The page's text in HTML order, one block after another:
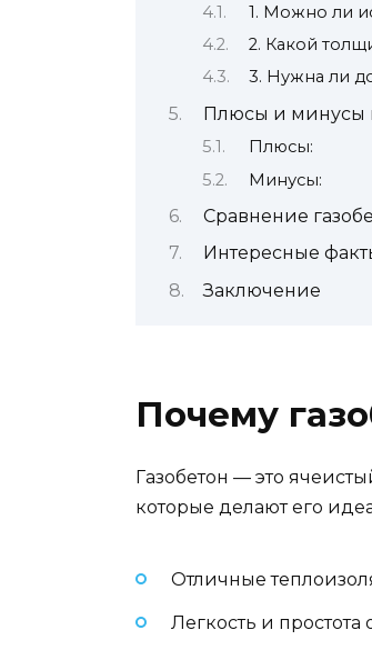
1. Можно ли
2. Какой
3. Нужна ли
Плюсы и минусы
Плюсы:
Минусы:
Сравнение
Интересные
Заключение
Почему
Газобетон — это
которые делают его
Отличные
Легкость и простота